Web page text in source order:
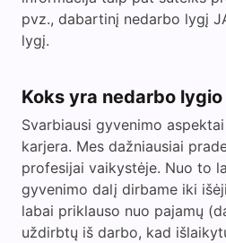
pvz., dabartinį nedarbo lygį
lygį.
Koks yra nedarbo
Svarbiausi gyvenimo
karjera. Mes dažniausiai
profesijai vaikystėje. Nuo to
gyvenimo dalį dirbame iki
labai priklauso nuo pajamų
uždirbtų iš darbo, kad